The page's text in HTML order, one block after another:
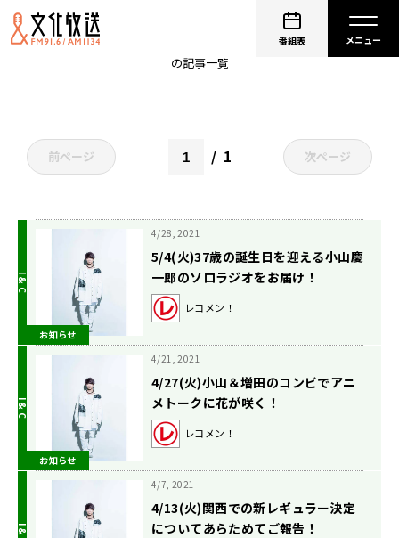
番組表
の記事一覧
前ページ 1 次ページ
お知らせ
4/28, 2021
5/4(火)37歳の誕生日を迎える小山慶
一郎のソロラジオをお届け！
レコメン！
お知らせ
4/21, 2021
4/27(火)小山＆増田のコンビでアニ
メトークに花が咲く！
レコメン！
4/7, 2021
4/13(火)関西での新レギュラー決定
についてあらためてご報告！